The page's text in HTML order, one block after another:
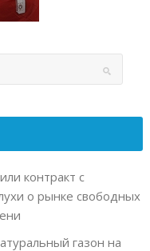
контракт с
о рынке свободных
газон на